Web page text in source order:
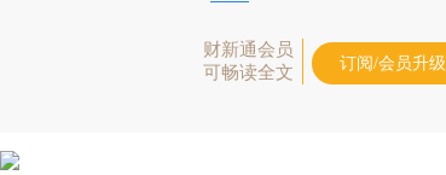
财新通会员
可畅读全文
订阅/会员升级